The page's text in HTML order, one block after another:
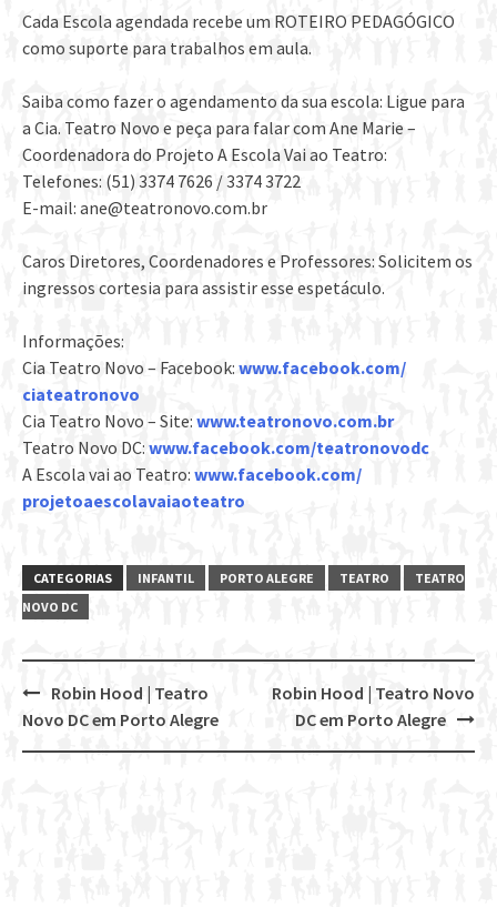
Cada Escola agendada recebe um ROTEIRO PEDAGÓGICO
como suporte para trabalhos em aula.
Saiba como fazer o agendamento da sua escola: Ligue para
a Cia. Teatro Novo e peça para falar com Ane Marie –
Coordenadora do Projeto A Escola Vai ao Teatro:
Telefones: (51) 3374 7626 / 3374 3722
E-mail: ane@teatronovo.com.br
Caros Diretores, Coordenadores e Professores: Solicitem os
ingressos cortesia para assistir esse espetáculo.
Informações:
Cia Teatro Novo – Facebook: www.facebook.com/
ciateatronovo
Cia Teatro Novo – Site: www.teatronovo.com.br
Teatro Novo DC: www.facebook.com/teatronovodc
A Escola vai ao Teatro: www.facebook.com/
projetoaescolavaiaoteatro
CATEGORIAS INFANTIL PORTO ALEGRE TEATRO
TEATRO
NOVO DC
Post
navigation
Robin Hood | Teatro Novo
DC em Porto Alegre
Robin Hood | Teatro
Novo DC em Porto Alegre